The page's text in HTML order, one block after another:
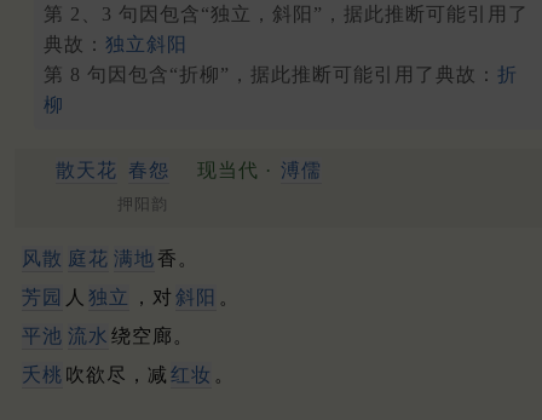
第 2、3 句因包含“独立，斜阳”，据此推断可能引用了
典故： 独立斜阳
第 8 句因包含“折柳”，据此推断可能引用了典故： 折
柳
散天花 春怨 现当代 · 溥儒
押阳韵
风散 庭花 满地香。
芳园 人 独立 ，对 斜阳 。
平池 流水 绕空廊。
夭桃 吹欲尽，减 红妆 。